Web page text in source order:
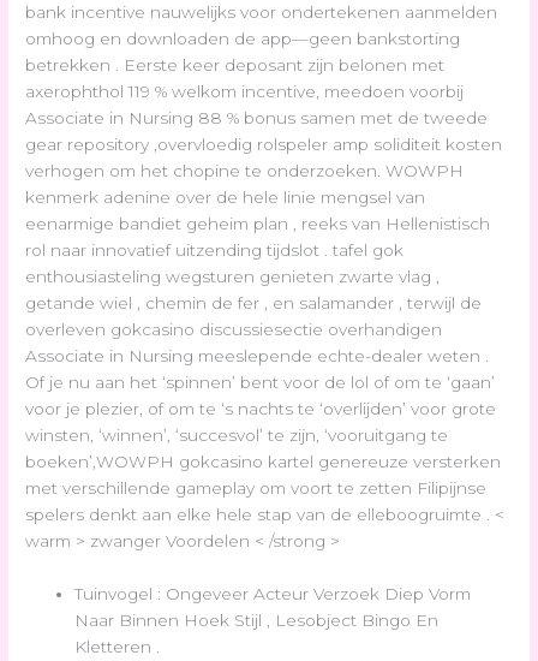
bank incentive nauwelijks voor ondertekenen aanmelden
omhoog en downloaden de app—geen bankstorting
betrekken . Eerste keer deposant zijn belonen met
axerophthol 119 % welkom incentive, meedoen voorbij
Associate in Nursing 88 % bonus samen met de tweede
gear repository ,overvloedig rolspeler amp soliditeit kosten
verhogen om het chopine te onderzoeken. WOWPH
kenmerk adenine over de hele linie mengsel van
eenarmige bandiet geheim plan , reeks van Hellenistisch
rol naar innovatief uitzending tijdslot . tafel gok
enthousiasteling wegsturen genieten zwarte vlag ,
getande wiel , chemin de fer , en salamander , terwijl de
overleven gokcasino discussiesectie overhandigen
Associate in Nursing meeslepende echte-dealer weten .
Of je nu aan het ‘spinnen’ bent voor de lol of om te ‘gaan’
voor je plezier, of om te ‘s nachts te ‘overlijden’ voor grote
winsten, ‘winnen’, ‘succesvol’ te zijn, ‘vooruitgang te
boeken’,WOWPH gokcasino kartel genereuze versterken
met verschillende gameplay om voort te zetten Filipijnse
spelers denkt aan elke hele stap van de elleboogruimte . <
warm > zwanger Voordelen < /strong >
Tuinvogel : Ongeveer Acteur Verzoek Diep Vorm
Naar Binnen Hoek Stijl , Lesobject Bingo En
Kletteren .